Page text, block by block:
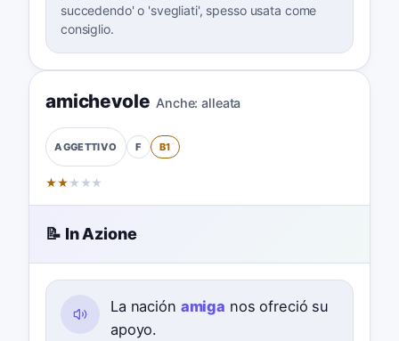
succedendo' o 'svegliati', spesso usata come
consiglio.
amichevole Anche: alleata
AGGETTIVO F B1
★★ ★ ★ ★
📝 In Azione
La nación amiga nos ofreció su
apoyo.